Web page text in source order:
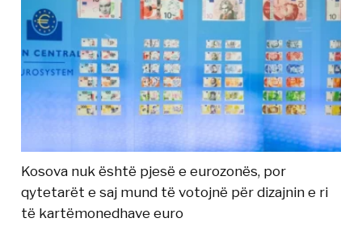
Kosova nuk është pjesë e eurozonës, por
qytetarët e saj mund të votojnë për dizajnin e ri
të kartëmonedhave euro